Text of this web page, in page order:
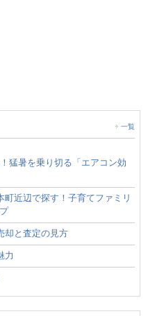
一覧
猛暑を乗り切る「エアコン効
町近辺で探す！子育てファミリ
却と査定の見方
力